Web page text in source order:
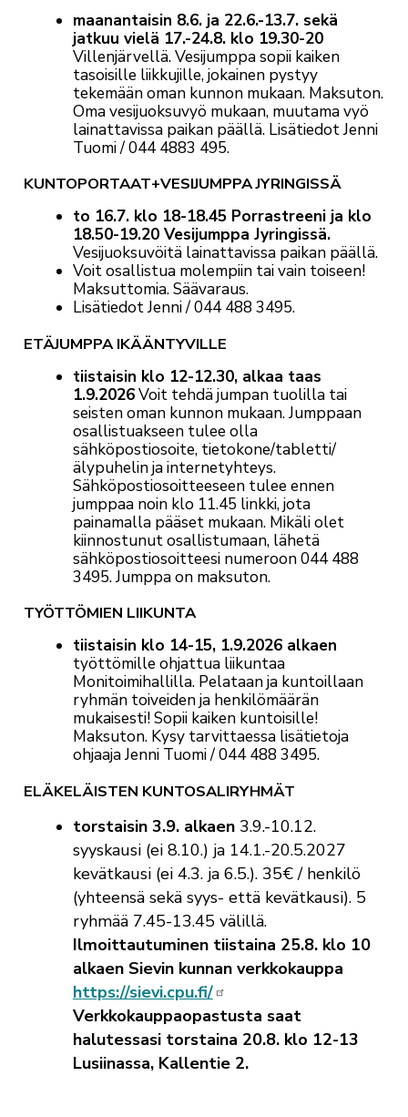
maanantaisin 8.6. ja 22.6.-13.7. sekä
jatkuu vielä 17.-24.8. klo 19.30-20
Villenjärvellä. Vesijumppa sopii kaiken
tasoisille liikkujille, jokainen pystyy
tekemään oman kunnon mukaan. Maksuton.
Oma vesijuoksuvyö mukaan, muutama vyö
lainattavissa paikan päällä. Lisätiedot Jenni
Tuomi / 044 4883 495.
KUNTOPORTAAT+VESIJUMPPA JYRINGISSÄ
to 16.7. klo 18-18.45 Porrastreeni ja klo
18.50-19.20 Vesijumppa Jyringissä.
Vesijuoksuvöitä lainattavissa paikan päällä.
Voit osallistua molempiin tai vain toiseen!
Maksuttomia. Säävaraus.
Lisätiedot Jenni / 044 488 3495.
ETÄJUMPPA IKÄÄNTYVILLE
tiistaisin klo 12-12.30, alkaa taas
1.9.2026Voit tehdä jumpan tuolilla tai
seisten oman kunnon mukaan. Jumppaan
osallistuakseen tulee olla
sähköpostiosoite, tietokone/tabletti/
älypuhelin ja internetyhteys.
Sähköpostiosoitteeseen tulee ennen
jumppaa noin klo 11.45 linkki,jota
painamalla pääset mukaan. Mikäli olet
kiinnostunut osallistumaan, lähetä
sähköpostiosoitteesi numeroon 044 488
3495. Jumppa on maksuton.
TYÖTTÖMIEN LIIKUNTA
tiistaisin klo 14-15, 1.9.2026 alkaen
työttömille ohjattua liikuntaa
Monitoimihallilla. Pelataan ja kuntoillaan
ryhmän toiveiden ja henkilömäärän
mukaisesti!Sopii kaiken kuntoisille!
Maksuton. Kysy tarvittaessa lisätietoja
ohjaaja Jenni Tuomi / 044 488 3495.
ELÄKELÄISTEN KUNTOSALIRYHMÄT
torstaisin 3.9. alkaen 3.9.-10.12.
syyskausi (ei 8.10.) ja 14.1.-20.5.2027
kevätkausi (ei 4.3. ja 6.5.). 35€ / henkilö
(yhteensä sekä syys- että kevätkausi). 5
ryhmää 7.45-13.45 välillä.
Ilmoittautuminen tiistaina 25.8. klo 10
alkaen Sievin kunnan verkkokauppa
https://sievi.cpu.fi/
Verkkokauppaopastusta saat
halutessasi torstaina 20.8. klo 12-13
Lusiinassa, Kallentie 2.